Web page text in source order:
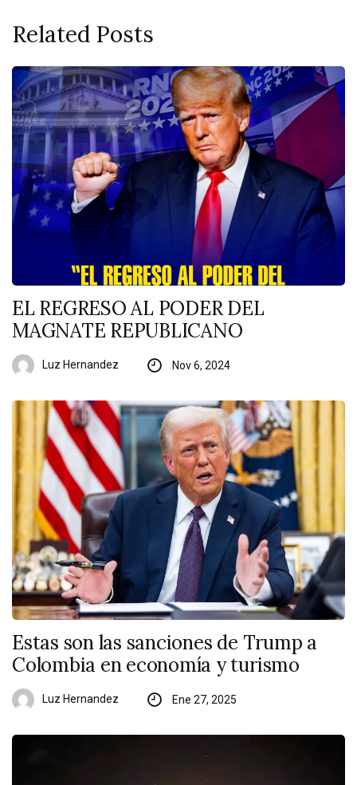
Related Posts
EL REGRESO AL PODER DEL
MAGNATE REPUBLICANO
Luz Hernandez Nov 6, 2024
Estas son las sanciones de Trump a
Colombia en economía y turismo
Luz Hernandez Ene 27, 2025